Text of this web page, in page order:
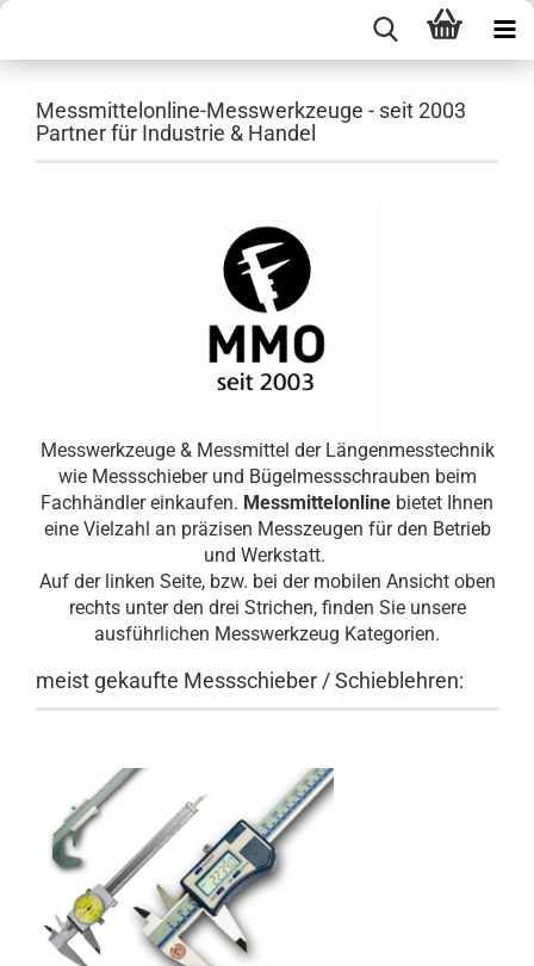
Messmittelonline-Messwerkzeuge - seit 2003
Partner für Industrie & Handel
Messwerkzeuge & Messmittel der Längenmesstechnik
wie Messschieber und Bügelmessschrauben beim
Fachhändler einkaufen. Messmittelonline bietet Ihnen
eine Vielzahl an präzisen Messzeugen für den Betrieb
und Werkstatt.
Auf der linken Seite, bzw. bei der mobilen Ansicht oben
rechts unter den drei Strichen, finden Sie unsere
ausführlichen Messwerkzeug Kategorien.
meist gekaufte Messschieber / Schieblehren: